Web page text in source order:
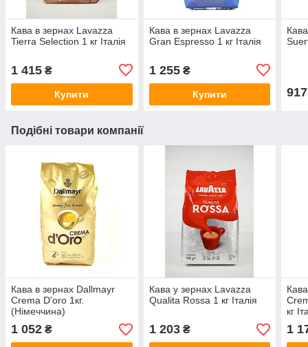
Кава в зернах Lavazza
Tierra Selection 1 кг Італія
1 415 ₴
Купити
Кава в зернах Lavazza
Gran Espresso 1 кг Італія
1 255₴
Купити 917
Подібні товари компанії
Кава в зернах Dallmayr
Crema D'oro 1кг.
(Німеччина)
1 052 ₴
Кава у зернах Lavazza
Qualita Rossa 1 кг Італія
1 203₴
кг
1